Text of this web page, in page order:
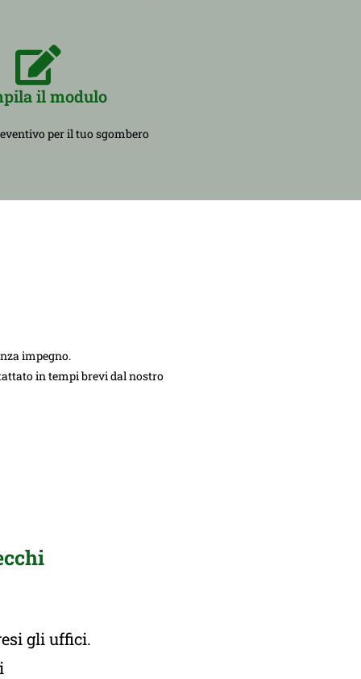
il modulo
per il tuo sgombero
impegno.
in tempi brevi dal nostro
gli uffici.